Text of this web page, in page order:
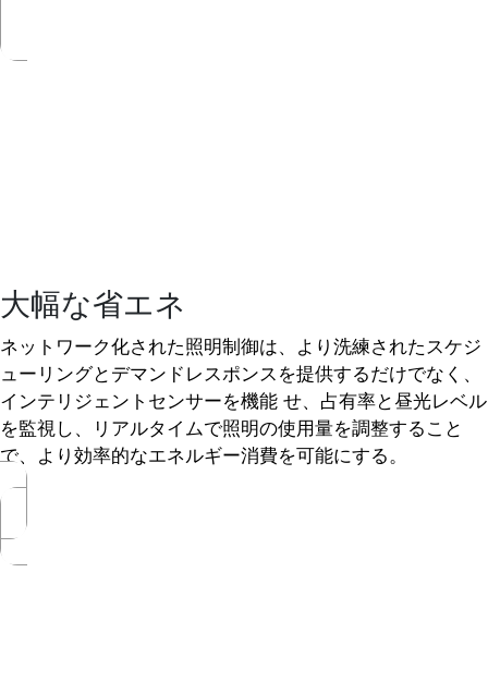
大幅な省エネ
ネットワーク化された照明制御は、より洗練されたスケジ
ューリングとデマンドレスポンスを提供するだけでなく、
インテリジェントセンサーを機能 せ、占有率と昼光レベル
を監視し、リアルタイムで照明の使用量を調整すること
で、より効率的なエネルギー消費を可能にする。